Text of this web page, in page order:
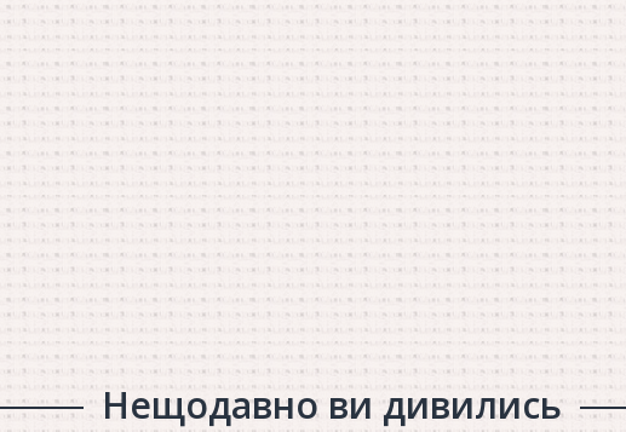
Нещодавно ви дивились